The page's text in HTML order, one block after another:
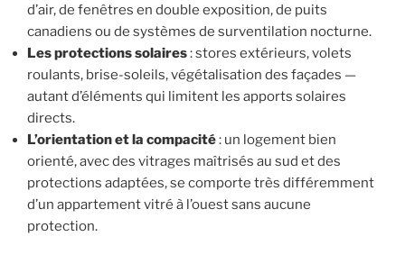
d’air, de fenêtres en double exposition, de puits
canadiens ou de systèmes de surventilation nocturne.
Les protections solaires: stores extérieurs, volets
roulants, brise-soleils, végétalisation des façades —
autant d’éléments qui limitent les apports solaires
directs.
L’orientation et la compacité: un logement bien
orienté, avec des vitrages maîtrisés au sud et des
protections adaptées, se comporte très différemment
d’un appartement vitré à l’ouest sans aucune
protection.